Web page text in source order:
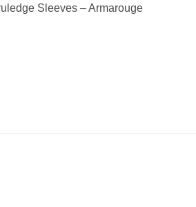
Sleeves – Armarouge